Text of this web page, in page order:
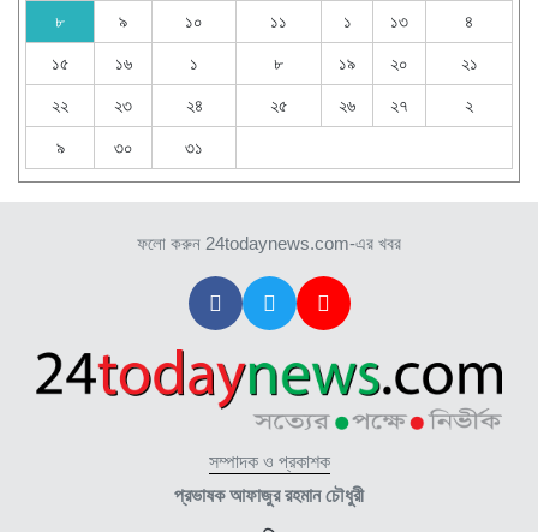
৮ ৯ ১০ ১১ ১ ১৩ ৪
১৫ ১৬ ১ ৮ ১৯ ২০ ২১
২২ ২৩ ২৪ ২৫ ২৬ ২৭ ২
৯ ৩০ ৩১
ফলো করুন 24todaynews.com-এর খবর
সম্পাদক ও প্রকাশক
প্রভাষক আফাজুর রহমান চৌধুরী